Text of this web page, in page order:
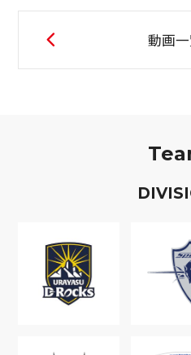
動画
D